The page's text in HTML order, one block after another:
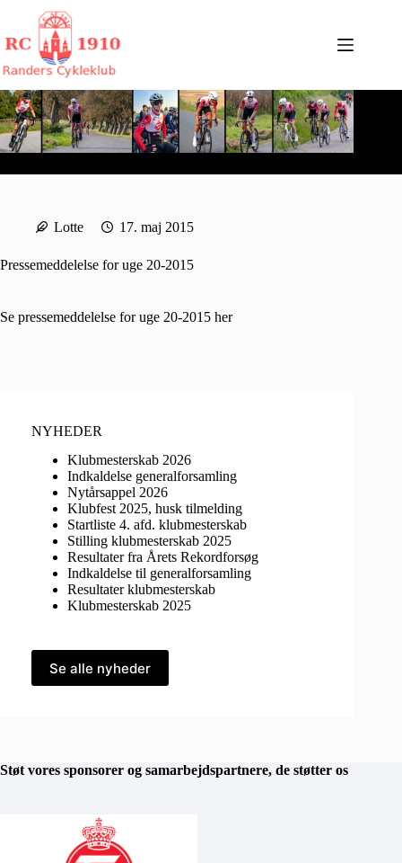
indhold
Lotte 17. maj 2015
Pressemeddelelse for uge 20-2015
Se pressemeddelelse for uge 20-2015 her
NYHEDER
Klubmesterskab 2026
Indkaldelse generalforsamling
Nytårsappel 2026
Klubfest 2025, husk tilmelding
Startliste 4. afd. klubmesterskab
Stilling klubmesterskab 2025
Resultater fra Årets Rekordforsøg
Indkaldelse til generalforsamling
Resultater klubmesterskab
Klubmesterskab 2025
Se alle nyheder
Støt vores sponsorer og samarbejdspartnere, de støtter os